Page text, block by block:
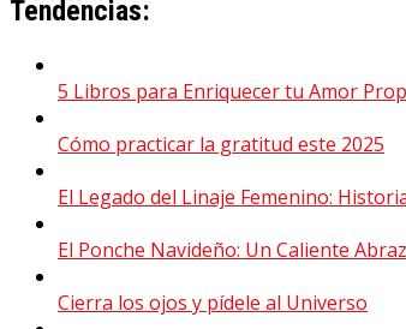
Tendencias:
5 Libros para Enriquecer tu Amor
Cómo practicar la gratitud este 2025
El Legado del Linaje Femenino:
El Ponche Navideño: Un Caliente
Cierra los ojos y pídele al Universo